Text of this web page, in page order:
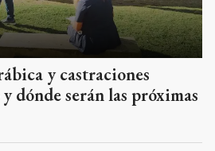
y castraciones
dónde serán las próximas